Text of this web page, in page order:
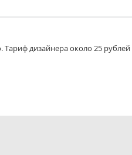
дизайнера около 25 рублей